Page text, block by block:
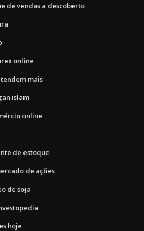
de vendas a descoberto
online
mais
islam
online
de estoque
de ações
de soja
hoje